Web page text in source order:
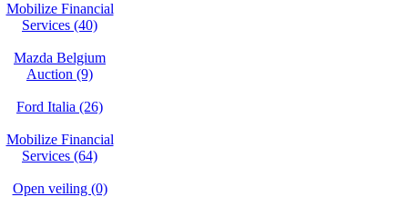
Mobilize Financial
Services (40)
Mazda Belgium
Auction (9)
Ford Italia (26)
Mobilize Financial
Services (64)
Open veiling (0)